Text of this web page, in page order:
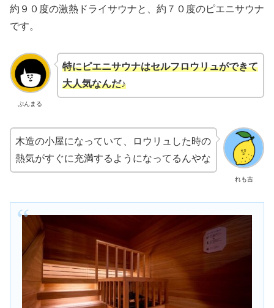
約９０度の激熱ドライサウナと、約７０度のピエニサウナ
です。
ぷんまる
特にピエニサウナはセルフロウリュができて
大人気なんだ♪
れも吉
木造の小屋になっていて、ロウリュした時の
熱気がすぐに充満するようになってるんやな